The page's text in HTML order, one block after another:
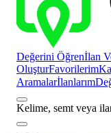
Değerini Öğrenİlan
OluşturFavorilerim
Aramalarİlanlarım
Kelime, semt veya